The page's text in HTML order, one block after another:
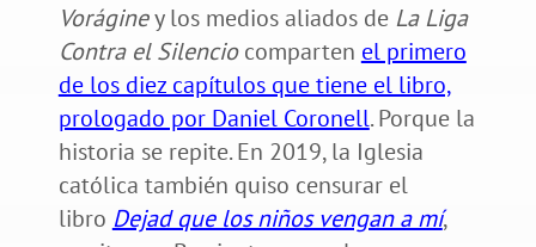
Voráginey los medios aliados deLa Liga
Contra el Silenciocomparten el primero
de los diez capítulos que tiene el libro,
prologado por Daniel Coronell. Porque la
historia se repite. En 2019, la Iglesia
católica también quiso censurar el
libro Dejad que los niños vengan a mí,